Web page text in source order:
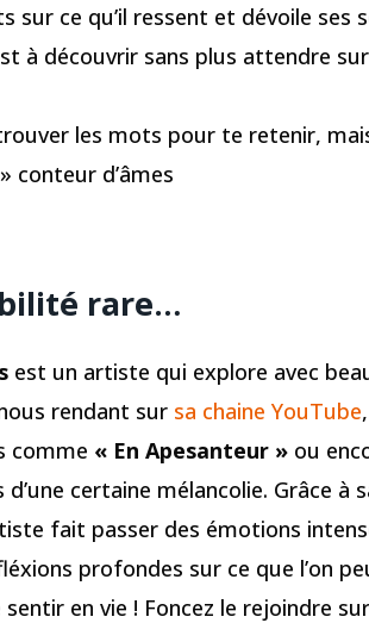
sur ce qu’il ressent et dévoile ses
à découvrir sans plus attendre sur
trouver les mots pour te retenir,
conteur d’âmes
rare…
est un artiste qui explore avec
rendant sur sa chaine YouTube
comme « En Apesanteur » ou
certaine mélancolie. Grâce à
fait passer des émotions
profondes sur ce que l’on
sentir en vie ! Foncez le rejoindre